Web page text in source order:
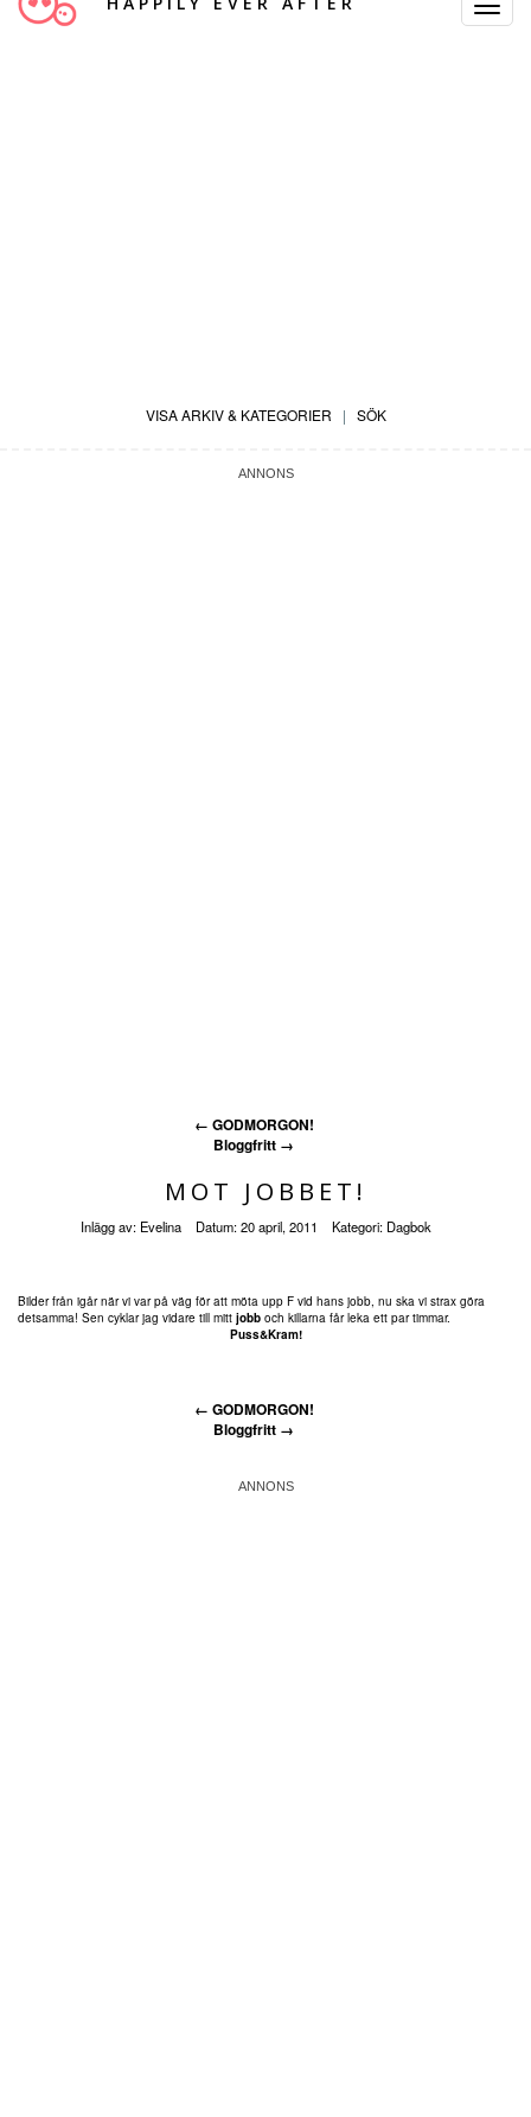
Toggle
VISA ARKIV & KATEGORIER | SÖK
← GODMORGON!
Bloggfritt →
MOT JOBBET!
Inlägg av: Evelina Datum:20 april, 2011 Kategori: Dagbok
Bilder från igår när vi var på väg för att möta upp F vid hans jobb, nu ska vi strax göra
detsamma! Sen cyklar jag vidare till mitt jobb och killarna får leka ett par timmar.
Puss&Kram!
← GODMORGON!
Bloggfritt →